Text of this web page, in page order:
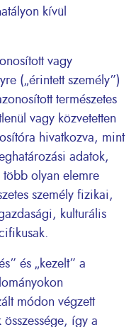
kívül
vagy
(„érintett személy”)
természetes
vagy közvetetten
hivatkozva, mint
adatok,
olyan elemre
személy fizikai,
kulturális
és „kezelt” a
módon végzett
így a